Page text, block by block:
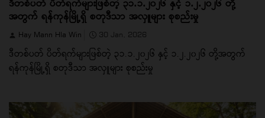
ဒီတစ်ပတ် ပိတ်ရက်များဖြစ်တဲ့ ၃၁.၁.၂၀၂၆ နှင့် ၁.၂.၂၀၂၆ တို့
အတွက် ရန်ကုန်မြို့ရှိ စတုဒီသာ အလှူများ စုစည်းမှု
Hay Mann Hla Win 30 Jan, 2026
ဒီတစ်ပတ် ပိတ်ရက်များဖြစ်တဲ့ ၃၁.၁.၂၀၂၆ နှင့် ၁.၂.၂၀၂၆ တို့အတွက်
ရန်ကုန်မြို့ရှိ စတုဒီသာ အလှူများ စုစည်းမှု